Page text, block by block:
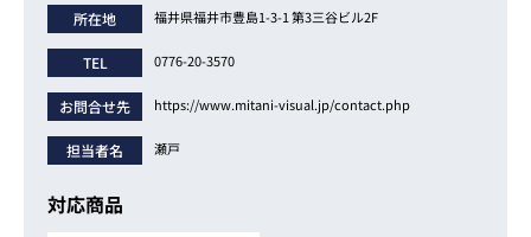
所在地 福井県福井市豊島1-3-1 第3三谷ビル2F
TEL 0776-20-3570
お問合せ先 https://www.mitani-visual.jp/contact.php
担当者名 瀬戸
対応商品